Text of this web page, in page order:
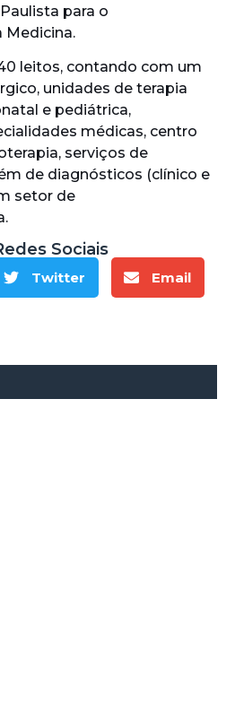
para o
Medicina.
leitos, contando com um
unidades de terapia
e pediátrica,
médicas, centro
serviços de
de diagnósticos (clínico e
setor de
Sociais
Twitter Email